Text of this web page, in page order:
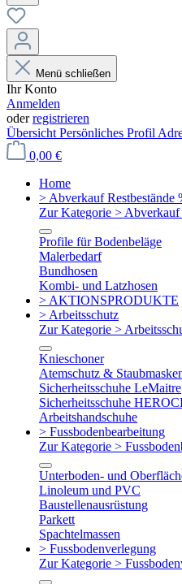
Menü schließen
Ihr Konto
Anmelden
oderregistrieren
Übersicht Persönliches Profil
0,00 €
Home
> Abverkauf Restbestände
Zur Kategorie > Abverkauf
Profile für Bodenbeläge
Malerbedarf
Bundhosen
Kombi- und Latzhosen
> AKTIONSPRODUKTE
> Arbeitsschutz
Zur Kategorie >
Knieschoner
Atemschutz &
Sicherheitsschuhe LeMaitre
Sicherheitsschuhe
Arbeitshandschuhe
> Fussbodenbearbeitung
Zur Kategorie >
Unterboden- und
Linoleum und PVC
Baustellenausrüstung
Parkett
Spachtelmassen
> Fussbodenverlegung
Zur Kategorie >